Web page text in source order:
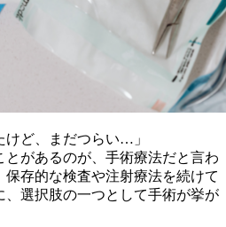
けど、まだつらい…」
があるのが、手術療法だと言わ
存的な検査や注射療法を続けて
、選択肢の一つとして手術が挙が